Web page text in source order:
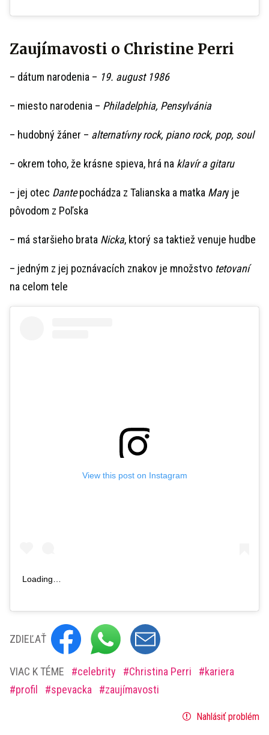
Zaujímavosti o Christine Perri
– dátum narodenia – 19. august 1986
– miesto narodenia – Philadelphia, Pensylvánia
– hudobný žáner – alternatívny rock, piano rock, pop, soul
– okrem toho, že krásne spieva, hrá na klavír a gitaru
– jej otec Dantepochádza z Talianska a matka Mary je
pôvodom z Poľska
– má staršieho brata Nicka, ktorý sa taktiež venuje hudbe
– jedným z jej poznávacích znakov je množstvo tetovaní
na celom tele
View this post on Instagram
Loading…
ZDIEĽAŤ
VIAC K TÉME celebrity Christina Perri
kariera
profil
spevacka zaujímavosti
Nahlásiť problém